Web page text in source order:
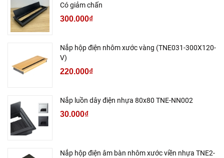
Có giảm chấn
300.000₫
Nắp hộp điện nhôm xước vàng (TNE031-300X120-
V)
220.000₫
Nắp luồn dây điện nhựa 80x80 TNE-NN002
30.000₫
Nắp hộp điện âm bàn nhôm xước viền nhựa TNE2-